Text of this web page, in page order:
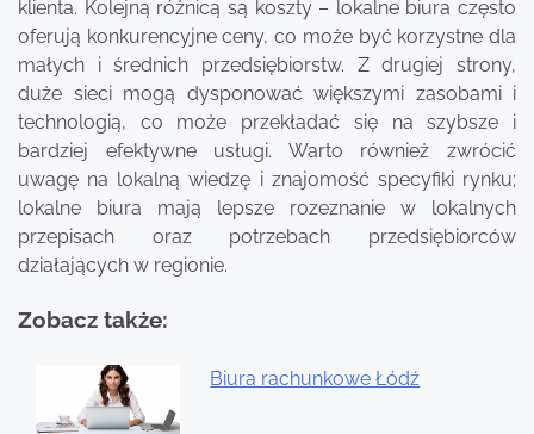
klienta. Kolejną różnicą są koszty – lokalne biura często
oferują konkurencyjne ceny, co może być korzystne dla
małych i średnich przedsiębiorstw. Z drugiej strony,
duże sieci mogą dysponować większymi zasobami i
technologią, co może przekładać się na szybsze i
bardziej efektywne usługi. Warto również zwrócić
uwagę na lokalną wiedzę i znajomość specyfiki rynku;
lokalne biura mają lepsze rozeznanie w lokalnych
przepisach oraz potrzebach przedsiębiorców
działających w regionie.
Zobacz także:
Biura rachunkowe Łódź
Nawigacja